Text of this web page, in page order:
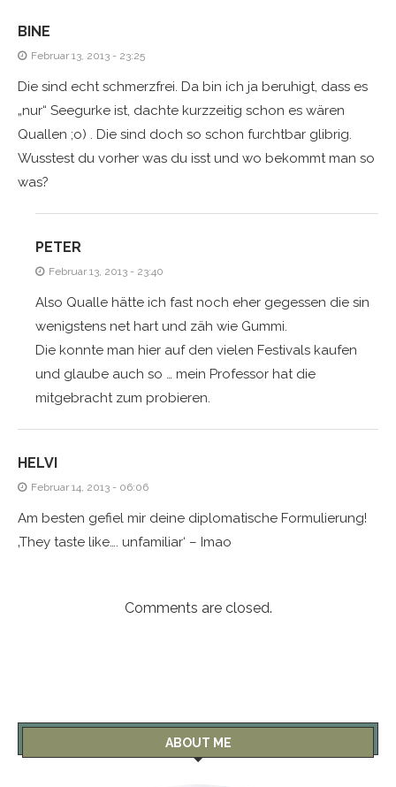
BINE
Februar 13, 2013 - 23:25
Die sind echt schmerzfrei. Da bin ich ja beruhigt, dass es
„nur“ Seegurke ist, dachte kurzzeitig schon es wären
Quallen ;o) . Die sind doch so schon furchtbar glibrig.
Wusstest du vorher was du isst und wo bekommt man so
was?
PETER
Februar 13, 2013 - 23:40
Also Qualle hätte ich fast noch eher gegessen die sin
wenigstens net hart und zäh wie Gummi.
Die konnte man hier auf den vielen Festivals kaufen
und glaube auch so … mein Professor hat die
mitgebracht zum probieren.
HELVI
Februar 14, 2013 - 06:06
Am besten gefiel mir deine diplomatische Formulierung!
‚They taste like…. unfamiliar‘ – Imao
Comments are closed.
ABOUT ME